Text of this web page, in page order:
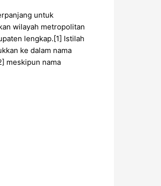
untuk
wilayah metropolitan
lengkap.[1] Istilah
ke dalam nama
meskipun nama